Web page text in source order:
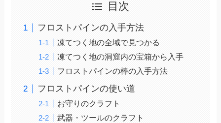
目次
フロストパインの入手方法
凍てつく地の全域で見つかる
凍てつく地の洞窟内の宝箱から入手
フロストパインの棒の入手方法
フロストパインの使い道
お守りのクラフト
武器・ツールのクラフト